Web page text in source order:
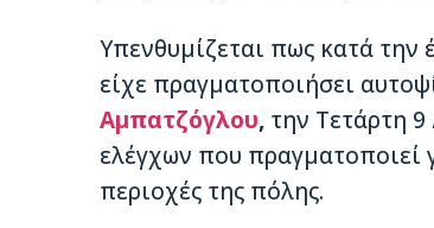
Υπενθυμίζεται πως κατά
είχε πραγματοποιήσει
Αμπατζόγλου, την Τετάρτη
ελέγχων που πραγματοποιεί
περιοχές της πόλης.​